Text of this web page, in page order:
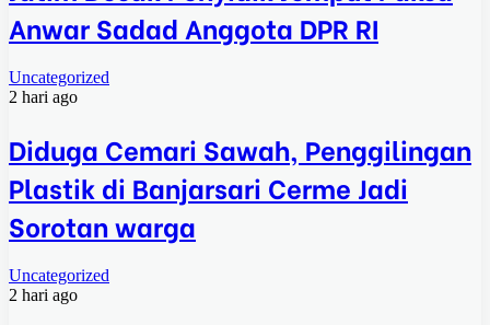
Anwar Sadad Anggota DPR RI
Uncategorized
2 hari ago
Diduga Cemari Sawah, Penggilingan
Plastik di Banjarsari Cerme Jadi
Sorotan warga
Uncategorized
2 hari ago